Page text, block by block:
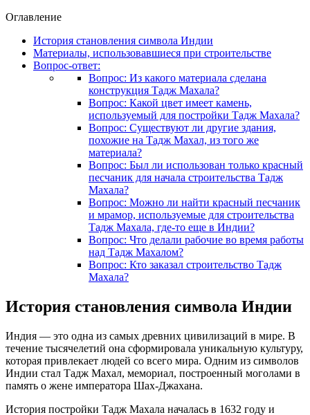
Оглавление
История становления символа Индии
Материалы, использовавшиеся при строительстве
Вопрос-ответ:
Вопрос: Из какого материала сделана
конструкция Тадж Махала?
Вопрос: Какой цвет имеет камень,
используемый для постройки Тадж Махала?
Вопрос: Существуют ли другие здания,
похожие на Тадж Махал, из того же
материала?
Вопрос: Был ли использован только красный
песчаник для начала строительства Тадж
Махала?
Вопрос: Можно ли найти красный песчаник
и мрамор, используемые для строительства
Тадж Махала, где-то еще в Индии?
Вопрос: Что делали рабочие во время работы
над Тадж Махалом?
Вопрос: Кто заказал строительство Тадж
Махала?
История становления символа Индии
Индия — это одна из самых древних цивилизаций в мире. В
течение тысячелетий она сформировала уникальную культуру,
которая привлекает людей со всего мира. Одним из символов
Индии стал Тадж Махал, мемориал, построенный моголами в
память о жене императора Шах-Джахана.
История постройки Тадж Махала началась в 1632 году и